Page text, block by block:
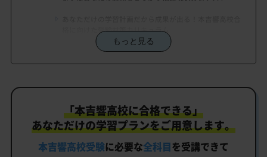
格に向けた受験対策カリキュラム
学習効果をしっかり確認定着度テスト
メイドカリキュラム」だから成果が出る！
カリキュラムや料金についてお気軽にご相談くださ
い
もっと見る
「本吉響高校に合格できる」
あなただけの学習プランをご用意します。
本吉響高校受験に必要な全科目を受講できて